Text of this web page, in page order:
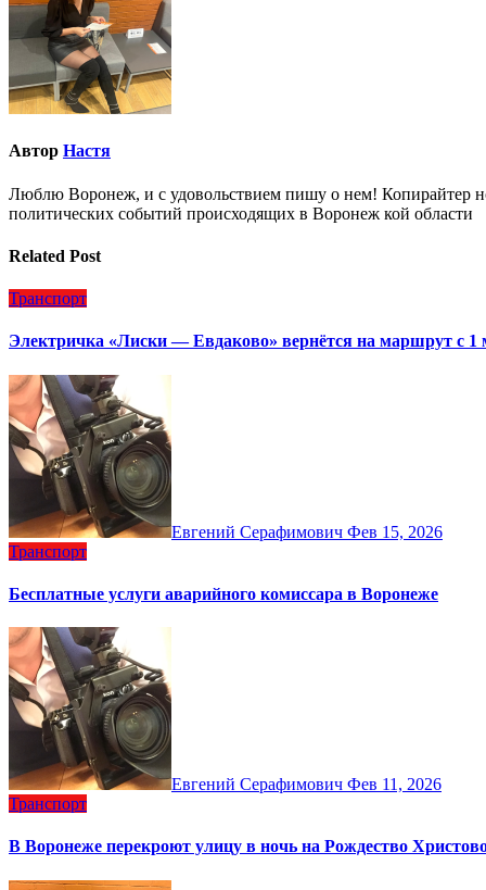
Автор Настя
Люблю Воронеж, и с удовольствием пишу о нем! Копирайтер
политических событий происходящих в Воронеж кой области
Related Post
Транспорт
Электричка «Лиски — Евдаково» вернётся на маршрут с 1
Евгений Серафимович Фев 15, 2026
Транспорт
Бесплатные услуги аварийного комиссара в Воронеже
Евгений Серафимович Фев 11, 2026
Транспорт
В Воронеже перекроют улицу в ночь на Рождество